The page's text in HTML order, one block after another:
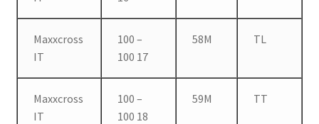
Maxxcross
IT
100 –
100 17
58M TL
Maxxcross
IT
100 –
100 18
59M TT